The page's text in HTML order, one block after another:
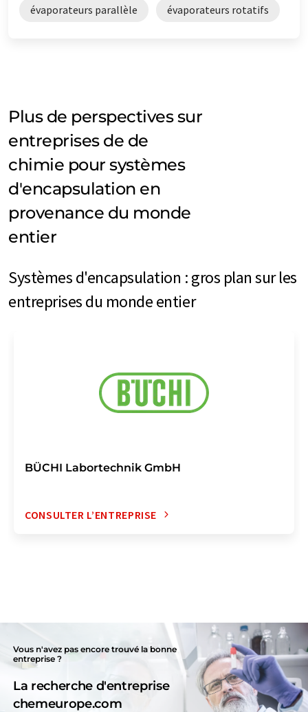
évaporateurs parallèle évaporateurs rotatifs
Plus de perspectives sur
entreprises de de
chimie pour systèmes
d'encapsulation en
provenance du monde
entier
Systèmes d'encapsulation : gros plan sur les
entreprises du monde entier
BÜCHI Labortechnik GmbH
CONSULTER L’ENTREPRISE
Vous n'avez pas encore trouvé la bonne
entreprise ?
La recherche d'entreprise
chemeurope.com